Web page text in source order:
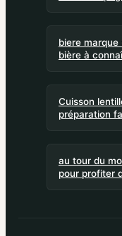
biere
bière à
Cuisson
préparation
au tour du
pour profiter